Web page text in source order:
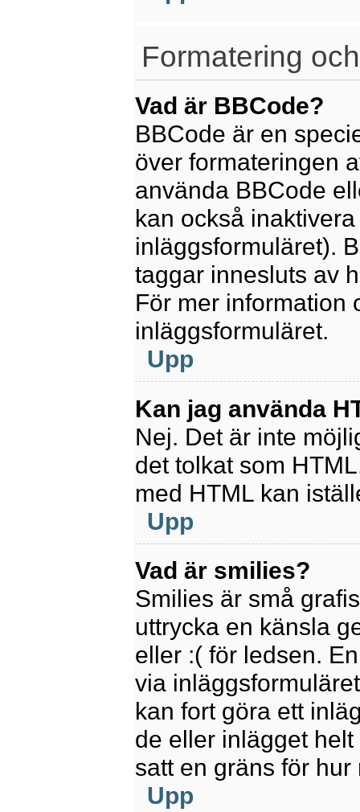
Formatering
Vad är BBCode?
BBCode är en
över formateringen
använda BBCode
kan också
inläggsformuläret).
taggar innesluts av
För mer information
inläggsformuläret.
Upp
Kan jag använda
Nej. Det är inte
det tolkat som
med HTML kan
Upp
Vad är smilies?
Smilies är små
uttrycka en känsla
eller :( för ledsen.
via
kan fort göra ett
de eller inlägget
satt en gräns för
Upp